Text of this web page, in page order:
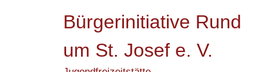
Bürgerinitiative Rund
um St. Josef e. V.